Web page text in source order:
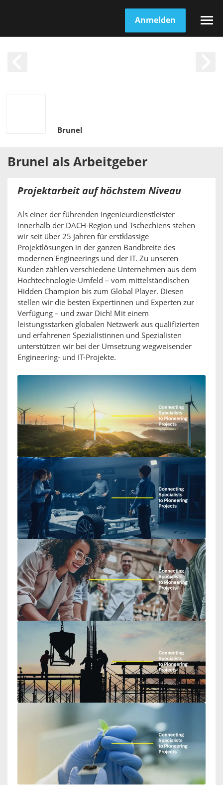
Anmelden
Brunel
Brunel als Arbeitgeber
Projektarbeit auf höchstem Niveau
Als einer der führenden Ingenieurdienstleister
innerhalb der DACH-Region und Tschechiens stehen
wir seit über 25 Jahren für erstklassige
Projektlösungen in der ganzen Bandbreite des
modernen Engineerings und der IT. Zu unseren
Kunden zählen verschiedene Unternehmen aus dem
Hochtechnologie-Umfeld – vom mittelständischen
Hidden Champion bis zum Global Player. Diesen
stellen wir die besten Expertinnen und Experten zur
Verfügung – und zwar Dich! Mit einem
leistungsstarken globalen Netzwerk aus qualifizierten
und erfahrenen Spezialistinnen und Spezialisten
unterstützen wir bei der Umsetzung wegweisender
Engineering- und IT-Projekte.